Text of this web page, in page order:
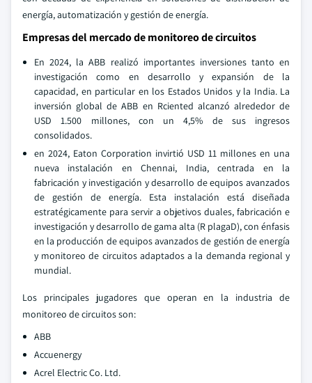
energía, automatización y gestión de energía.
Empresas del mercado de monitoreo de circuitos
En 2024, la ABB realizó importantes inversiones tanto en
investigación como en desarrollo y expansión de la
capacidad, en particular en los Estados Unidos y la India. La
inversión global de ABB en Rciented alcanzó alrededor de
USD 1.500 millones, con un 4,5% de sus ingresos
consolidados.
en 2024, Eaton Corporation invirtió USD 11 millones en una
nueva instalación en Chennai, India, centrada en la
fabricación y investigación y desarrollo de equipos avanzados
de gestión de energía. Esta instalación está diseñada
estratégicamente para servir a objetivos duales, fabricación e
investigación y desarrollo de gama alta (R plagaD), con énfasis
en la producción de equipos avanzados de gestión de energía
y monitoreo de circuitos adaptados a la demanda regional y
mundial.
Los principales jugadores que operan en la industria de
monitoreo de circuitos son:
ABB
Accuenergy
Acrel Electric Co. Ltd.